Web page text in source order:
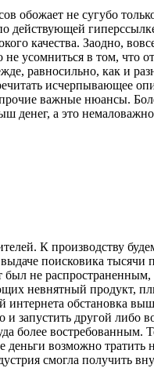
обожает не сугубо
действующей
качества. Заодно,
усомниться в том, что
равносильно, как и
исчерпывающее
важные нюансы.
денег, а это
К производству
поисковика тысячи
не
невнятный продукт,
обстановка
запустить другой либо
более востребованным.
возможно тратить
смогла получить